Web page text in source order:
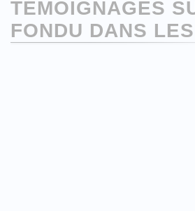
TÉMOIGNAGES
FONDU DANS